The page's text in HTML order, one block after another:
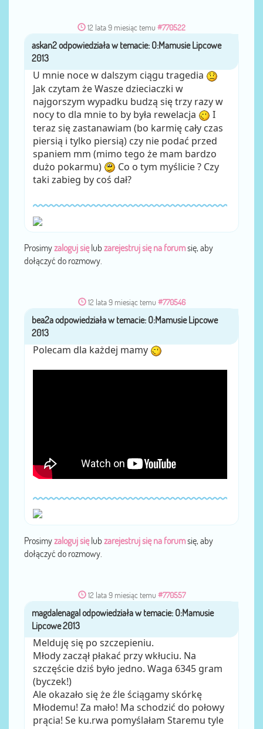
12 lata 9 miesiąc temu #770522
przezaskan2
U mnie noce w dalszym ciągu tragedia
Jak czytam że Wasze dzieciaczki w
najgorszym wypadku budzą się trzy razy w
nocy to dla mnie to by była rewelacja
I
teraz się zastanawiam (bo karmię cały czas
piersią i tylko piersią) czy nie podać przed
spaniem mm (mimo tego że mam bardzo
dużo pokarmu)
Co o tym myślicie ? Czy
taki zabieg by coś dał?
Prosimyzaloguj sięlub zarejestruj się na forumsię, aby
dołączyć do rozmowy.
12 lata 9 miesiąc temu #770546
przezbea2a
Polecam dla każdej mamy
Prosimyzaloguj sięlub zarejestruj się na forumsię, aby
dołączyć do rozmowy.
12 lata 9 miesiąc temu #770557
przezmagdalenagal
Melduję się po szczepieniu.
Młody zaczął płakać przy wkłuciu. Na
szczęście dziś było jedno. Waga 6345 gram
(byczek!)
Ale okazało się że źle ściągamy skórkę
Młodemu! Za mało! Ma schodzić do połowy
prącia! Se ku.rwa pomyślałam Staremu tyle